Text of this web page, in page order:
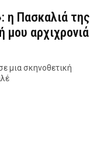
η Πασκαλιά της
μου αρχιχρονιά
μια σκηνοθετική